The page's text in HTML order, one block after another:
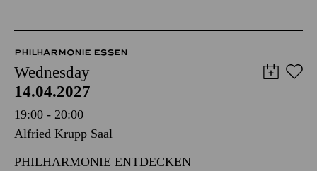
PHILHARMONIE ESSEN
Wednesday
14.04.2027
19:00 - 20:00
Alfried Krupp Saal
PHILHARMONIE ENTDECKEN